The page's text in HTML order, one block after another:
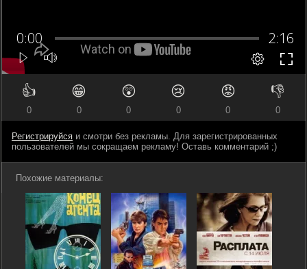
👍
0
😁
0
😲
0
😢
0
😡
0
👎
0
Регистрируйся и смотри без рекламы. Для зарегистрированных
пользователей мы сокращаем рекламу! Оставь комментарий ;)
Похожие материалы: